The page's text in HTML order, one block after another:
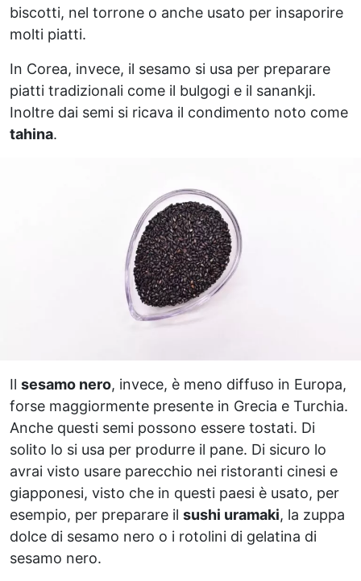
biscotti, nel torrone o anche usato per insaporire
molti piatti.
In Corea, invece, il sesamo si usa per preparare
piatti tradizionali come il bulgogi e il sanankji.
Inoltre dai semi si ricava il condimento noto come
tahina.
Il sesamo nero, invece, è meno diffuso in Europa,
forse maggiormente presente in Grecia e Turchia.
Anche questi semi possono essere tostati. Di
solito lo si usa per produrre il pane. Di sicuro lo
avrai visto usare parecchio nei ristoranti cinesi e
giapponesi, visto che in questi paesi è usato, per
esempio, per preparare il sushi uramaki, la zuppa
dolce di sesamo nero o i rotolini di gelatina di
sesamo nero.